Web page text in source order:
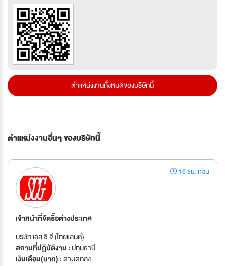
ตำแหน่งงานทั้งหมดของบริษัทนี้
ตำแหน่งงานอื่นๆ ของบริษัทนี้
16 ชม. ก่อน
เจ้าหน้าที่จัดซื้อต่างประเทศ
บริษัท เอส ซี จี (ไทยแลนด์)
สถานที่ปฏิบัติงาน :ปทุมธานี
เงินเดือน(บาท) :ตามตกลง